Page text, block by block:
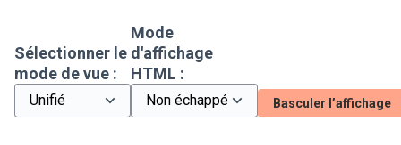
Sélectionner le
mode de vue :
Mode
d'affichage
HTML :
Basculer l’affichage